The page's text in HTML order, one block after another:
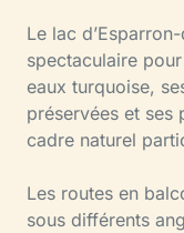
Le lac
spectaculaire
eaux turquoise,
préservées et ses
cadre naturel
Les routes en
sous différents